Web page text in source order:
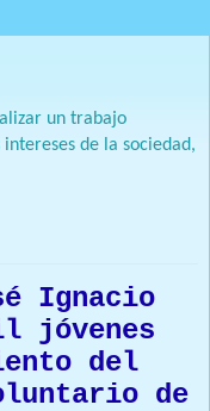
un trabajo
de la sociedad,
Ignacio
jóvenes
del
de